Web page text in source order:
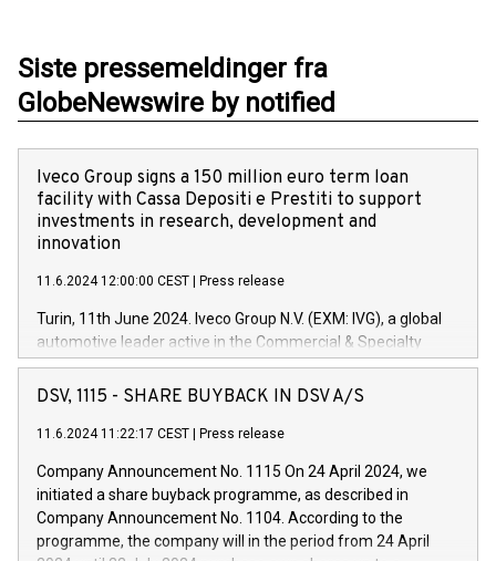
Siste pressemeldinger fra
GlobeNewswire by notified
Iveco Group signs a 150 million euro term loan
facility with Cassa Depositi e Prestiti to support
investments in research, development and
innovation
11.6.2024 12:00:00 CEST Press release
Turin, 11th June 2024. Iveco Group N.V. (EXM: IVG), a global
automotive leader active in the Commercial & Specialty
Vehicles, Powertrain and related Financial Services arenas,
has successfully signed a term loan facility of 150 million
new projects in Italy dedicated to research, development and
by CDP, Iveco Group will develop innovative technologies and
architectures in the field of electric propulsion and further
develop solutions for autonomous driving, digitalisation and
vehicle connectivity aimed at increasing efficiency, safety,
DSV, 1115 - SHARE BUYBACK IN DSV A/S
11.6.2024 11:22:17 CEST Press release
Company Announcement No. 1115 On 24 April 2024, we
initiated a share buyback programme, as described in
Company Announcement No. 1104. According to the
programme, the company will in the period from 24 April